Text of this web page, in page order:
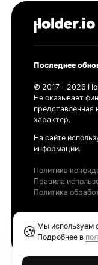
Последнее
© 2017 - 2026
Не оказывает
представленная
характер.
На сайте
информации.
Политика
Правила
Политика
🍪 Мы используем
Подробнее в
Ethereum GAS